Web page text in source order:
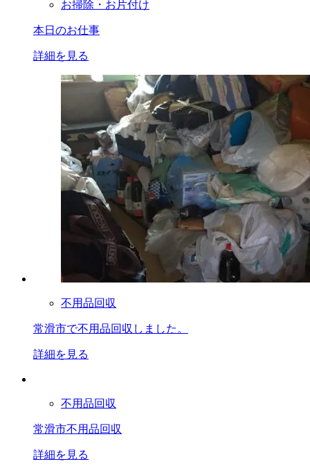
お掃除・お片付け
本日のお仕事
詳細を見る
不用品回収
常滑市で不用品回収しました。
詳細を見る
不用品回収
常滑市不用品回収
詳細を見る